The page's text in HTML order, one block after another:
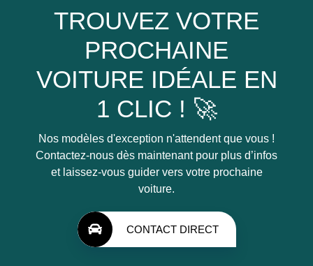
TROUVEZ VOTRE
PROCHAINE
VOITURE IDÉALE EN
1 CLIC ! 🚀
Nos modèles d'exception n'attendent que vous !
Contactez-nous dès maintenant pour plus d’infos
et laissez-vous guider vers votre prochaine
voiture.
CONTACT DIRECT